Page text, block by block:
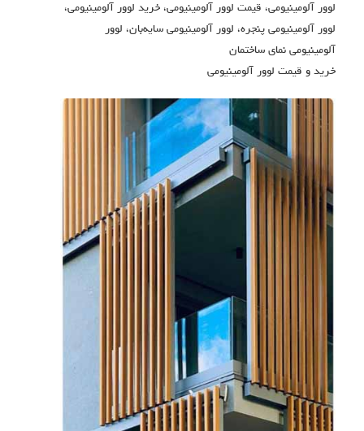
لوور آلومینیومی، قیمت لوور آلومینیومی، خرید لوور آلومینیومی،
لوور آلومینیومی پنجره، لوور آلومینیومی سایه‌بان، لوور
آلومینیومی نمای ساختمان
خرید و قیمت لوور آلومینیومی